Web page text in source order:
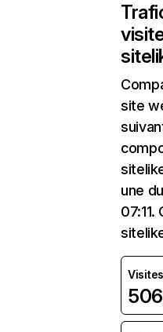
site
une
Visites